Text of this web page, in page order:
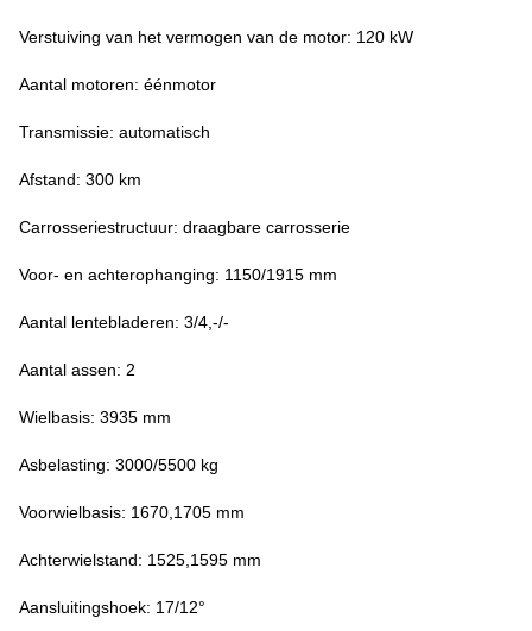
Verstuiving van het vermogen van de motor: 120 kW
Aantal motoren: éénmotor
Transmissie: automatisch
Afstand: 300 km
Carrosseriestructuur: draagbare carrosserie
Voor- en achterophanging: 1150/1915 mm
Aantal lentebladeren: 3/4,-/-
Aantal assen: 2
Wielbasis: 3935 mm
Asbelasting: 3000/5500 kg
Voorwielbasis: 1670,1705 mm
Achterwielstand: 1525,1595 mm
Aansluitingshoek: 17/12°